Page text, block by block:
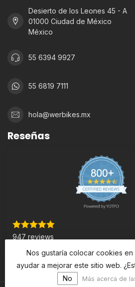
Desierto de los Leones 45 - A
01000 Ciudad de México
México
55 6394 9927
55 6819 7111
hola@werbikes.mx
Reseñas
947 reviews
Nos gustaría colocar cookies
ayudar a mejorar este sitio web.
No
Más acerca de